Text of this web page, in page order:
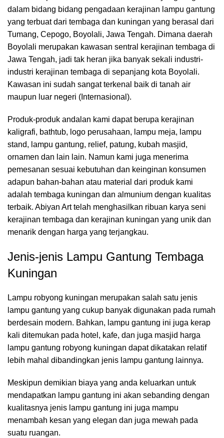
dalam bidang bidang pengadaan kerajinan lampu gantung
yang terbuat dari tembaga dan kuningan yang berasal dari
Tumang, Cepogo, Boyolali, Jawa Tengah. Dimana daerah
Boyolali merupakan kawasan sentral kerajinan tembaga di
Jawa Tengah, jadi tak heran jika banyak sekali industri-
industri kerajinan tembaga di sepanjang kota Boyolali.
Kawasan ini sudah sangat terkenal baik di tanah air
maupun luar negeri (Internasional).
Produk-produk andalan kami dapat berupa kerajinan
kaligrafi, bathtub, logo perusahaan, lampu meja, lampu
stand, lampu gantung, relief, patung, kubah masjid,
ornamen dan lain lain. Namun kami juga menerima
pemesanan sesuai kebutuhan dan keinginan konsumen
adapun bahan-bahan atau material dari produk kami
adalah tembaga kuningan dan almunium dengan kualitas
terbaik. Abiyan Art telah menghasilkan ribuan karya seni
kerajinan tembaga dan kerajinan kuningan yang unik dan
menarik dengan harga yang terjangkau.
Jenis-jenis Lampu Gantung Tembaga
Kuningan
Lampu robyong kuningan merupakan salah satu jenis
lampu gantung yang cukup banyak digunakan pada rumah
berdesain modern. Bahkan, lampu gantung ini juga kerap
kali ditemukan pada hotel, kafe, dan juga masjid harga
lampu gantung robyong kuningan dapat dikatakan relatif
lebih mahal dibandingkan jenis lampu gantung lainnya.
Meskipun demikian biaya yang anda keluarkan untuk
mendapatkan lampu gantung ini akan sebanding dengan
kualitasnya jenis lampu gantung ini juga mampu
menambah kesan yang elegan dan juga mewah pada
suatu ruangan.